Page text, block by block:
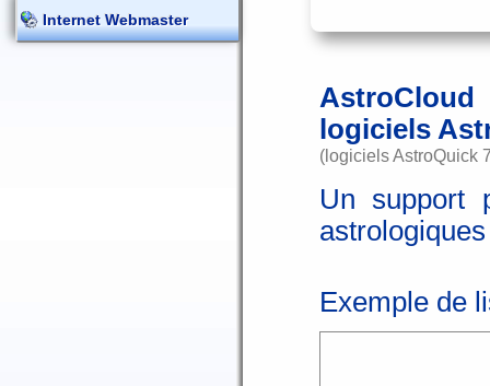
Internet Webmaster
logiciels
(logiciels AstroQuick
Un support
Exemple de